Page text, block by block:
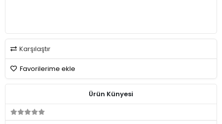
Karşılaştır
Favorilerime ekle
Ürün Künyesi